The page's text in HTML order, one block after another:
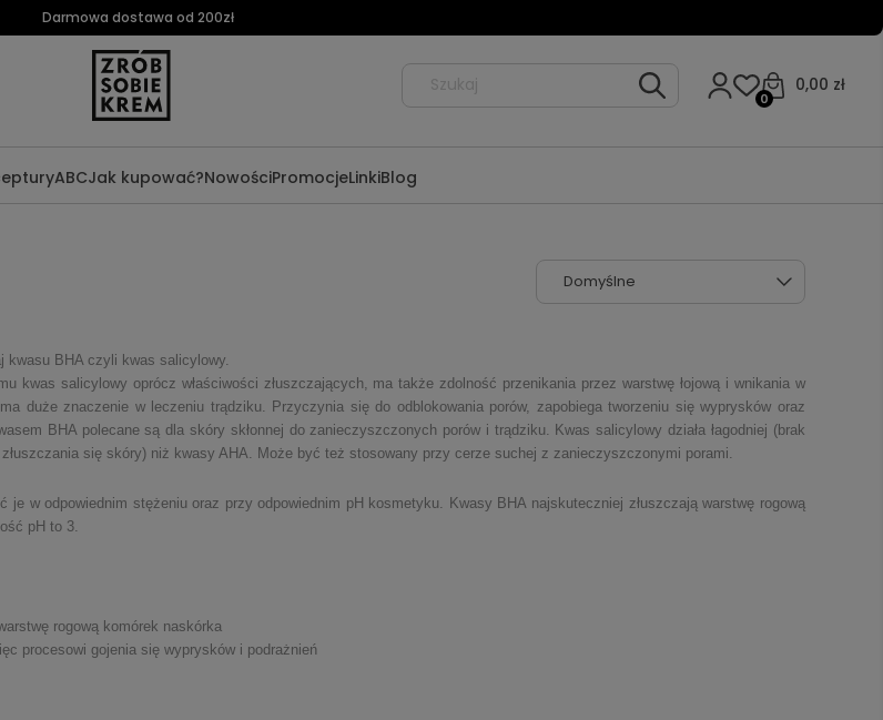
Darmowa dostawa od 200zł
0,00 zł
0
ABCJak kupować?NowościPromocjeLinkiBlog
kwasu BHA czyli kwas salicylowy.
kwas salicylowy oprócz właściwości złuszczających, ma także zdolność przenikania przez warstwę łojową i wnikania w
duże znaczenie w leczeniu trądziku. Przyczynia się do odblokowania porów, zapobiega tworzeniu się wyprysków oraz
BHA polecane są dla skóry skłonnej do zanieczyszczonych porów i trądziku. Kwas salicylowy działa łagodniej (brak
się skóry) niż kwasy AHA. Może być też stosowany przy cerze suchej z zanieczyszczonymi porami.
je w odpowiednim stężeniu oraz przy odpowiednim pH kosmetyku. Kwasy BHA najskuteczniej złuszczają warstwę rogową
pH to 3.
rogową komórek naskórka
procesowi gojenia się wyprysków i podrażnień